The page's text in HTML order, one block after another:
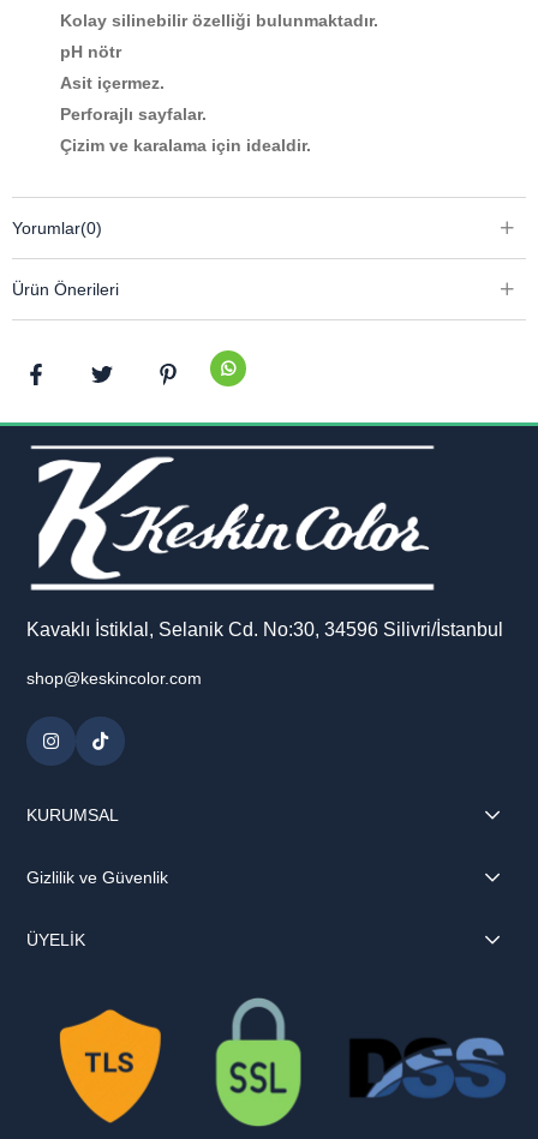
Kolay silinebilir özelliği bulunmaktadır.
pH nötr
Asit içermez.
Perforajlı sayfalar.
Çizim ve karalama için idealdir.
Yorumlar(0)
Ürün Önerileri
Kavaklı İstiklal, Selanik Cd. No:30, 34596 Silivri/İstanbul
shop@keskincolor.com
KURUMSAL
Gizlilik ve Güvenlik
ÜYELİK